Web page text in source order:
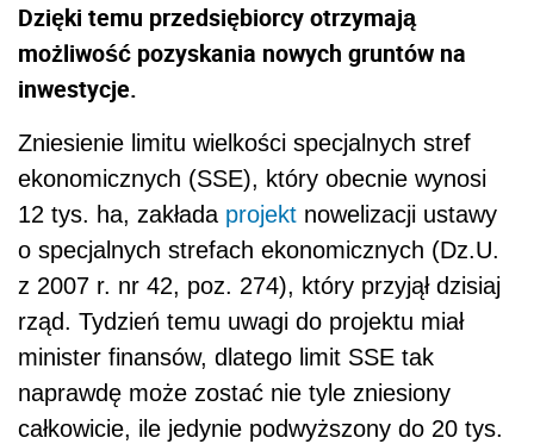
Dzięki temu przedsiębiorcy otrzymają
możliwość pozyskania nowych gruntów na
inwestycje.
Zniesienie limitu wielkości specjalnych stref
ekonomicznych (SSE), który obecnie wynosi
12 tys. ha, zakłada projekt nowelizacji ustawy
o specjalnych strefach ekonomicznych (Dz.U.
z 2007 r. nr 42, poz. 274), który przyjął dzisiaj
rząd. Tydzień temu uwagi do projektu miał
minister finansów, dlatego limit SSE tak
naprawdę może zostać nie tyle zniesiony
całkowicie, ile jedynie podwyższony do 20 tys.